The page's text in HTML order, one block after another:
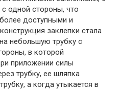
одной стороны, что
доступными и
заклепки стала
небольшую трубку с
в которой
приложении силы
трубку, ее шляпка
а когда утыкается в